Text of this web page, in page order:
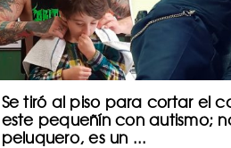
Se tiró al piso para cortar el
este pequeñín con autismo;
peluquero, es un ...